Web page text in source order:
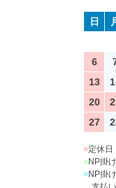
日
6
13
20
27
■定休日
■NP掛
■NP掛